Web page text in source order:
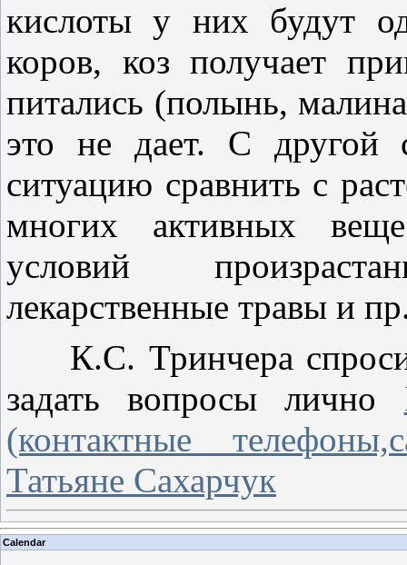
кислоты у них будут
коров, коз получает
питались (полынь,
это не дает. С другой
ситуацию сравнить с
многих активных
условий
лекарственные травы и
К.С. Тринчера
задать вопросы лично
(контактные
Татьяне Сахарчук
Calendar